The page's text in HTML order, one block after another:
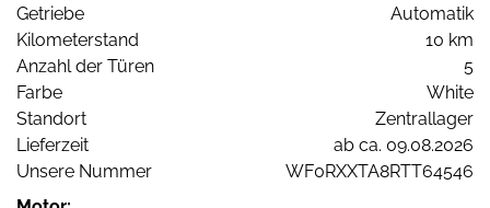
Getriebe
Automatik
Kilometerstand
10 km
Anzahl der Türen
5
Farbe
White
Standort
Zentrallager
Lieferzeit
ab ca. 09.08.2026
Unsere Nummer
WF0RXXTA8RTT64546